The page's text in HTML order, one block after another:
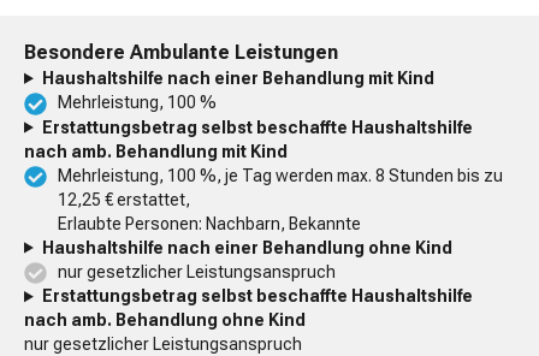
Besondere Ambulante Leistungen
Haushaltshilfe nach einer Behandlung mit Kind
Mehrleistung, 100 %
Erstattungsbetrag selbst beschaffte Haushaltshilfe
nach amb. Behandlung mit Kind
Mehrleistung, 100 %, je Tag werden max. 8 Stunden bis zu
12,25 € erstattet,
Erlaubte Personen: Nachbarn, Bekannte
Haushaltshilfe nach einer Behandlung ohne Kind
nur gesetzlicher Leistungsanspruch
Erstattungsbetrag selbst beschaffte Haushaltshilfe
nach amb. Behandlung ohne Kind
nur gesetzlicher Leistungsanspruch